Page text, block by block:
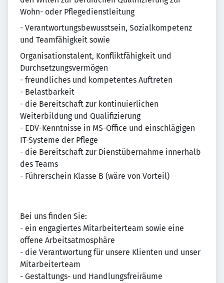
Wohn- oder Pflegedienstleitung
- Verantwortungsbewusstsein, Sozialkompetenz
und Teamfähigkeit sowie
Organisationstalent, Konfliktfähigkeit und
Durchsetzungsvermögen
- freundliches und kompetentes Auftreten
- Belastbarkeit
- die Bereitschaft zur kontinuierlichen
Weiterbildung und Qualifizierung
- EDV-Kenntnisse in MS-Office und einschlägigen
IT-Systeme der Pflege
- die Bereitschaft zur Dienstübernahme innerhalb
des Teams
- Führerschein Klasse B (wäre von Vorteil)
Bei uns finden Sie:
- ein engagiertes Mitarbeiterteam sowie eine
offene Arbeitsatmosphäre
- die Verantwortung für unsere Klienten und unser
Mitarbeiterteam
- Gestaltungs- und Handlungsfreiräume